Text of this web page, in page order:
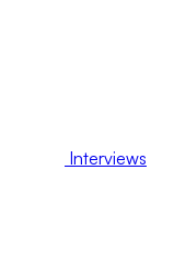
Interviews